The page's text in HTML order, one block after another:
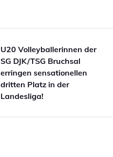
U20 Volleyballerinnen der
SG DJK/TSG Bruchsal
erringen sensationellen
dritten Platz in der
Landesliga!